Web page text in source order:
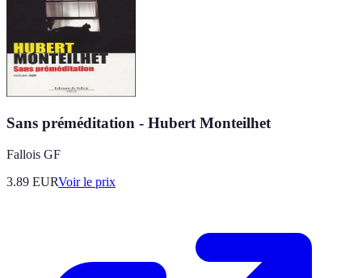
Sans préméditation - Hubert Monteilhet
Fallois GF
3.89 EURVoir le prix